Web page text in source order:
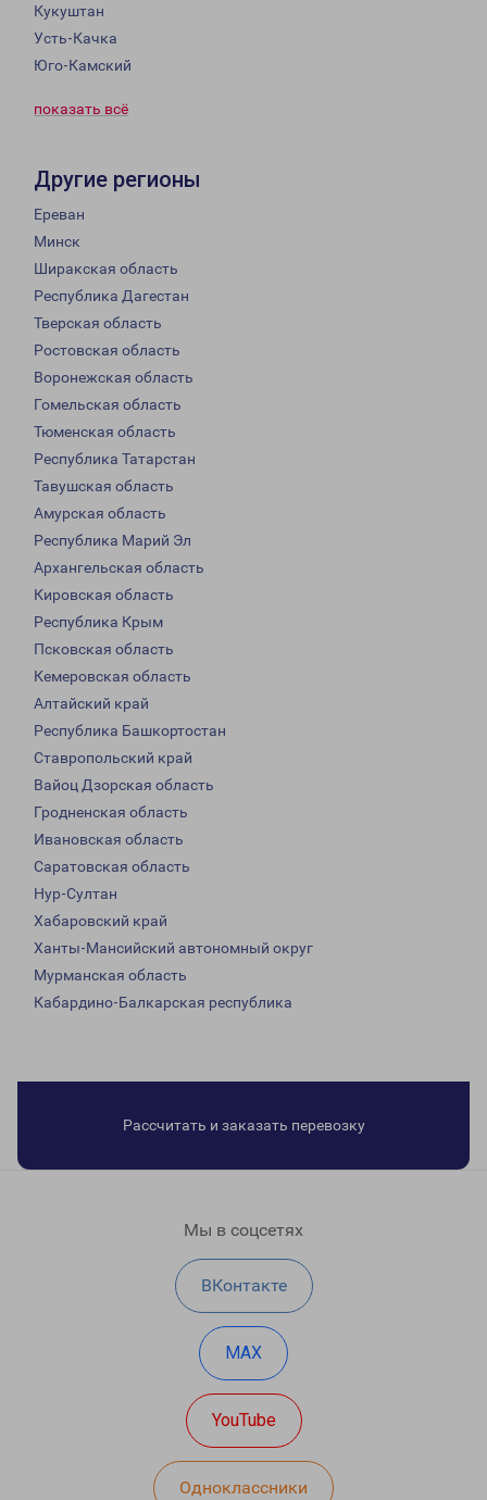
Кукуштан
Усть-Качка
Юго-Камский
показать всё
Другие регионы
Ереван
Минск
Ширакская область
Республика Дагестан
Тверская область
Ростовская область
Воронежская область
Гомельская область
Тюменская область
Республика Татарстан
Тавушская область
Амурская область
Республика Марий Эл
Архангельская область
Кировская область
Республика Крым
Псковская область
Кемеровская область
Алтайский край
Республика Башкортостан
Ставропольский край
Вайоц Дзорская область
Гродненская область
Ивановская область
Саратовская область
Нур-Султан
Хабаровский край
Ханты-Мансийский автономный округ
Мурманская область
Кабардино-Балкарская республика
Рассчитать и заказать перевозку
Мы в соцсетях
ВКонтакте
MAX
YouTube
Одноклассники